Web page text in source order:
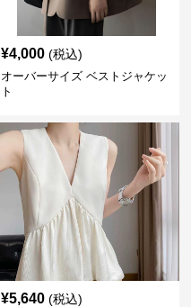
¥4,000 (税込)
オーバーサイズ ベストジャケッ
ト
¥5,640 (税込)